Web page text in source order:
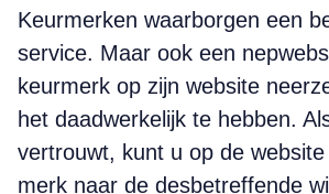
Keurmerken waarborgen een
service. Maar ook een
keurmerk op zijn website
het daadwerkelijk te hebben.
vertrouwt, kunt u op de
merk naar de desbetreffende